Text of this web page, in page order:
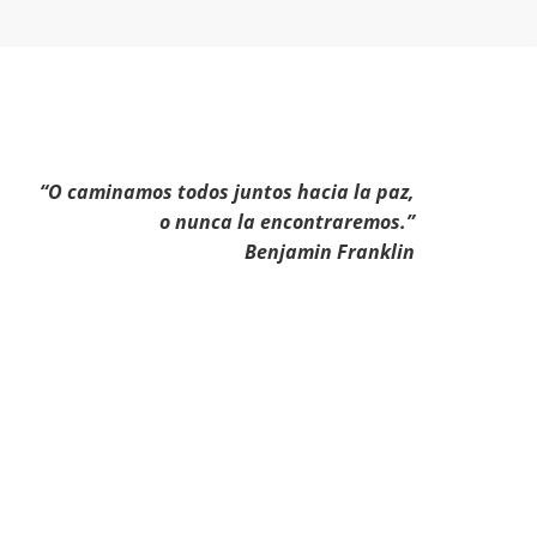
“O caminamos todos juntos hacia la paz,
o nunca la encontraremos.”
Benjamin Franklin